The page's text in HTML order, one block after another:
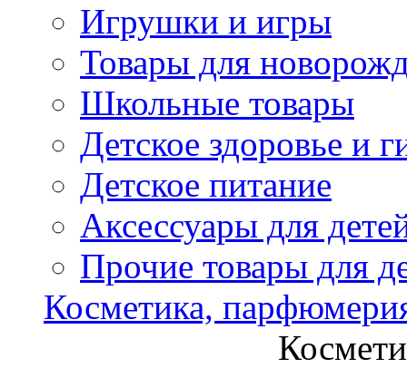
Игрушки и игры
Товары для
Школьные товары
Детское здоровье и
Детское питание
Аксессуары для
Прочие товары для
Косметика,